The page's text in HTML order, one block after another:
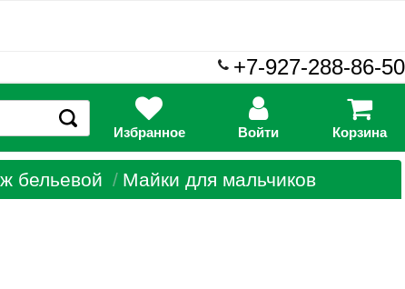
+7-927-288-86-50
Избранное Войти Корзина
бельевой Майки для мальчиков